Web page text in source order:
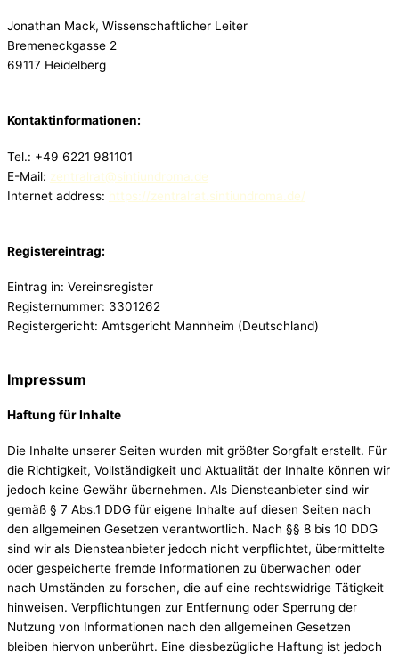
Jonathan Mack, Wissenschaftlicher Leiter
Bremeneckgasse 2
69117 Heidelberg
Kontaktinformationen:
Tel.: +49 6221 981101
E-Mail: zentralrat@sintiundroma.de
Internet address: https://zentralrat.sintiundroma.de/
Registereintrag:
Eintrag in: Vereinsregister
Registernummer: 3301262
Registergericht: Amtsgericht Mannheim (Deutschland)
Impressum
Haftung für Inhalte
Die Inhalte unserer Seiten wurden mit größter Sorgfalt erstellt. Für
die Richtigkeit, Vollständigkeit und Aktualität der Inhalte können wir
jedoch keine Gewähr übernehmen. Als Diensteanbieter sind wir
gemäß § 7 Abs.1 DDG für eigene Inhalte auf diesen Seiten nach
den allgemeinen Gesetzen verantwortlich. Nach §§ 8 bis 10 DDG
sind wir als Diensteanbieter jedoch nicht verpflichtet, übermittelte
oder gespeicherte fremde Informationen zu überwachen oder
nach Umständen zu forschen, die auf eine rechtswidrige Tätigkeit
hinweisen. Verpflichtungen zur Entfernung oder Sperrung der
Nutzung von Informationen nach den allgemeinen Gesetzen
bleiben hiervon unberührt. Eine diesbezügliche Haftung ist jedoch